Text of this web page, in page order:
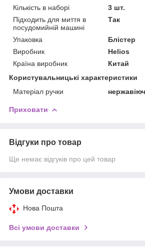
Кількість в наборі
3 шт.
Підходить для миття в
посудомийній машині
Так
Упаковка
Блістер
Виробник
Helios
Країна виробник
Китай
Користувальницькі характеристики
Матеріал ручки
Приховати
Відгуки про товар
Ще немає відгуків про цей товар
Умови доставки
Нова Пошта
Всі умови доставки